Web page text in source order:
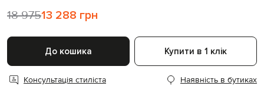
18 97513 288 грн
До кошика Купити в 1 клік
Консультація стиліста Наявність в бутиках